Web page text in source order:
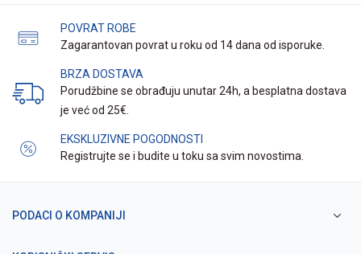
POVRAT ROBE
Zagarantovan povrat u roku od 14 dana od isporuke.
BRZA DOSTAVA
Porudžbine se obrađuju unutar 24h, a besplatna dostava
je već od 25€.
EKSKLUZIVNE POGODNOSTI
Registrujte se i budite u toku sa svim novostima.
PODACI O KOMPANIJI